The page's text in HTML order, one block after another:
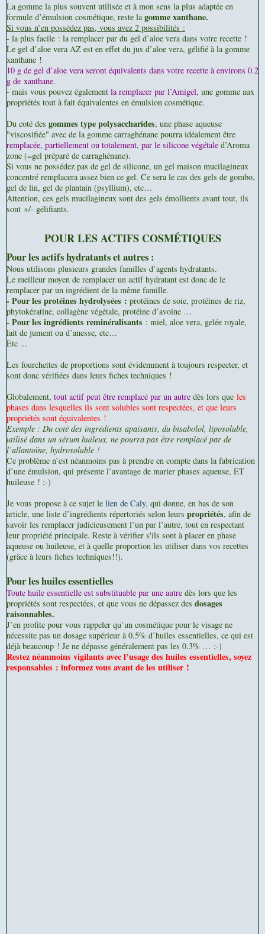
La gomme la plus souvent utilisée et à mon sens la plus adaptée en
formule d’émulsion cosmétique, reste lagomme xanthane.
Si vous n’en possédez pas, vous avez 2 possibilités :
- la plus facile : la remplacer par du gel d’aloe vera dans votre recette !
Le gel d’aloe vera AZ est en effet du jus d’aloe vera, gélifié à la gomme
xanthane !
10 g de gel d’aloe vera seront équivalents dans votre recette à environs 0.2
g de xanthane.
- mais vous pouvez également la remplacer par l’Amigel, une gomme aux
propriétés tout à fait équivalentes en émulsion cosmétique.
Du coté des gommes type polysaccharides, une phase aqueuse
"viscosifiée" avec de la gomme carraghénane pourra idéalement être
remplacée, partiellement ou totalement, par le silicone végétale d’Aroma
zone (=gel préparé de carraghénane).
Si vous ne possédez pas de gel de silicone, un gel maison mucilagineux
concentré remplacera assez bien ce gel. Ce sera le cas des gels de gombo,
gel de lin, gel de plantain (psyllium), etc…
Attention, ces gels mucilagineux sont des gels émollients avant tout, ils
sont +/- gélifiants.
POUR LES ACTIFS COSMÉTIQUES
Pour les actifs hydratants et autres :
Nous utilisons plusieurs grandes familles d’agents hydratants.
Le meilleur moyen de remplacer un actif hydratant est donc de le
remplacer par un ingrédient de la même famille.
- Pour les protéines hydrolysées : protéines de soie, protéines de riz,
phytokératine, collagène végétale, protéine d’avoine …
- Pour les ingrédients reminéralisants : miel, aloe vera, gelée royale,
lait de jument ou d’anesse, etc…
Etc ...
Les fourchettes de proportions sont évidemment à toujours respecter, et
sont donc vérifiées dans leurs fiches techniques !
Globalement, tout actif peut être remplacé par un autre dès lors que les
phases dans lesquelles ils sont solubles sont respectées, et que leurs
propriétés sont équivalentes !
Exemple : Du coté des ingrédients apaisants, du bisabolol, liposoluble,
utilisé dans un sérum huileux, ne pourra pas être remplacé par de
l’allantoïne, hydrosoluble !
Ce problème n’est néanmoins pas à prendre en compte dans la fabrication
d’une émulsion, qui présente l’avantage de marier phases aqueuse, ET
huileuse ! ;-)
Je vous propose à ce sujet le lien de Caly, qui donne, en bas de son
article, une liste d’ingrédients répertoriés selon leurs propriétés, afin de
savoir les remplacer judicieusement l’un par l’autre, tout en respectant
leur propriété principale. Reste à vérifier s'ils sont à placer en phase
aqueuse ou huileuse, et à quelle proportion les utiliser dans vos recettes
(grâce à leurs fiches techniques!!).
Pour les huiles essentielles
Toute huile essentielle est substituable par une autre dès lors que les
propriétés sont respectées, et que vous ne dépassez des dosages
raisonnables.
J’en profite pour vous rappeler qu’un cosmétique pour le visage ne
nécessite pas un dosage supérieur à 0.5% d’huiles essentielles, ce qui est
déjà beaucoup ! Je ne dépasse généralement pas les 0.3% … ;-)
Restez néanmoins vigilants avec l’usage des huiles essentielles, soyez
responsables : informez vous avant de les utiliser !